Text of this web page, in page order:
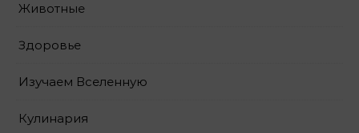
Животные
Здоровье
Изучаем Вселенную
Кулинария